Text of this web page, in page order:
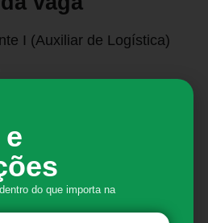
I (Auxiliar de Logística)
de até 180 dias, com
do que importa na